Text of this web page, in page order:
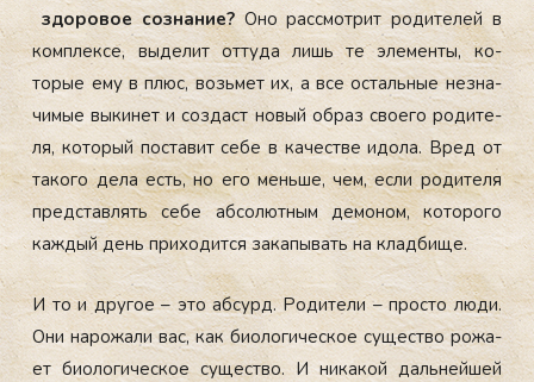
здо­ровое соз­на­ние?Оно рас­смот­рит ро­дите­лей в
ком­плек­се, вы­делит от­ту­да лишь те эле­мен­ты, ко­
торые ему в плюс, возь­мет их, а все ос­таль­ные нез­на­
чимые вы­кинет и соз­даст но­вый об­раз сво­его ро­дите­
ля, ко­торый пос­та­вит се­бе в ка­чес­тве идо­ла. Вред от
та­кого де­ла есть, но его мень­ше, чем, ес­ли ро­дите­ля
пред­став­лять се­бе аб­со­лют­ным де­моном, ко­торо­го
каж­дый день при­ходит­ся за­капы­вать на клад­би­ще.
И то и дру­гое – это аб­сурд. Ро­дите­ли – прос­то лю­ди.
Они на­рожа­ли вас, как би­оло­гичес­кое су­щес­тво ро­жа­
ет би­оло­гичес­кое су­щес­тво. И ни­какой даль­ней­шей